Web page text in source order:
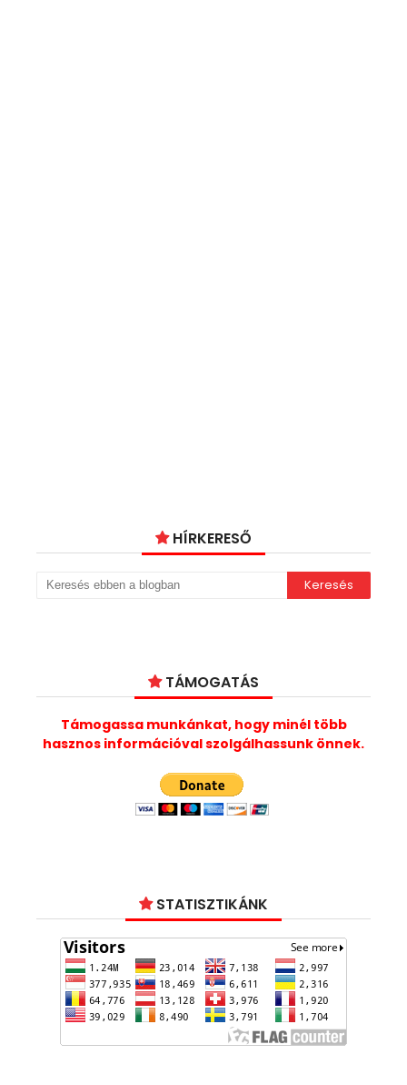
HÍRKERESŐ
TÁMOGATÁS
Támogassa munkánkat, hogy minél több
hasznos információval szolgálhassunk önnek.
STATISZTIKÁNK